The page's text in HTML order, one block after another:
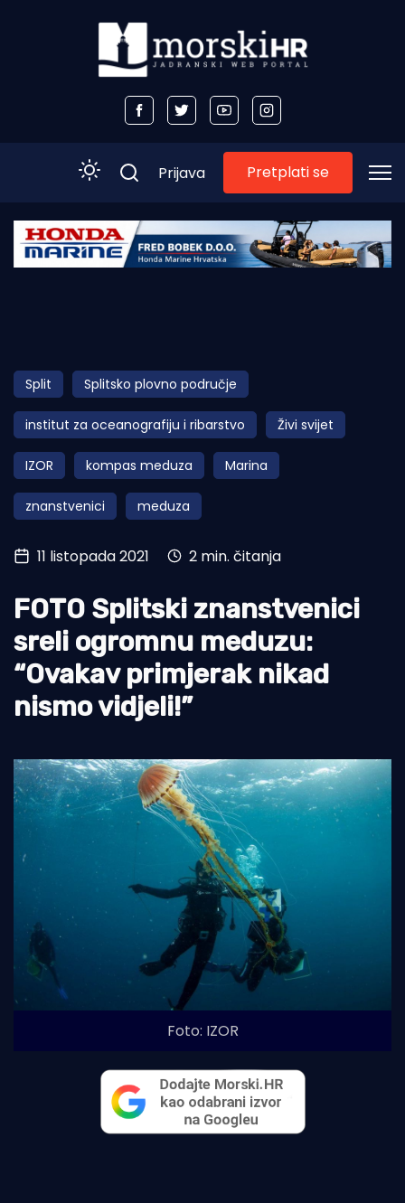
Početna
Obala
Otoci
Turizam i nautika
Pomorstvo
Ribolov
Ekologija
Prijava Pretplati se
Split Splitsko plovno područje
institut za oceanografiju i ribarstvo Živi svijet
IZOR kompas meduza Marina
znanstvenici meduza
11 listopada 2021 2 min. čitanja
FOTO Splitski znanstvenici
sreli ogromnu meduzu:
“Ovakav primjerak nikad
nismo vidjeli!”
Foto: IZOR